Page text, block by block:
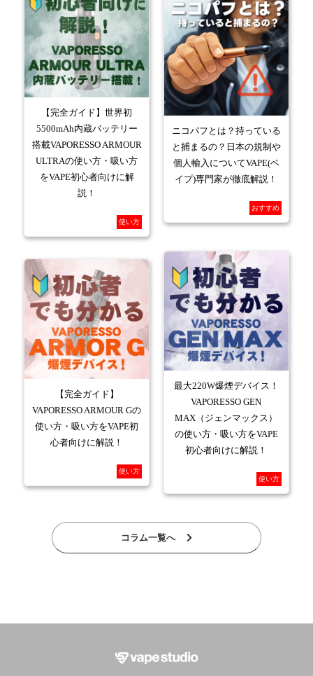
【完全ガイド】世界初
5500mAh内蔵バッテリー
搭載VAPORESSO ARMOUR
ULTRAの使い方・吸い方
をVAPE初心者向けに解
説！
使い方
ニコパフとは？持っている
と捕まるの？日本の規制や
個人輸入についてVAPE(ベ
イプ)専門家が徹底解説！
おすすめ
【完全ガイド】
VAPORESSO ARMOUR Gの
使い方・吸い方をVAPE初
心者向けに解説！
使い方
最大220W爆煙デバイス！
VAPORESSO GEN
MAX（ジェンマックス）
の使い方・吸い方をVAPE
初心者向けに解説！
使い方
コラム一覧へ